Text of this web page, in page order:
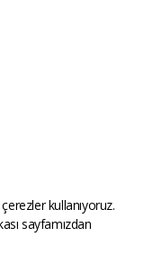
kullanıyoruz.
sayfamızdan